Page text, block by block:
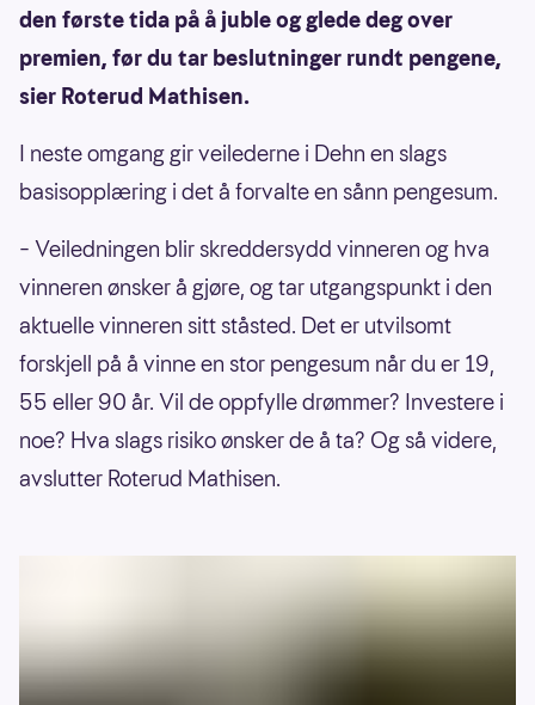
den første tida på å juble og glede deg over
premien, før du tar beslutninger rundt pengene,
sier Roterud Mathisen.
I neste omgang gir veilederne i Dehn en slags
basisopplæring i det å forvalte en sånn pengesum.
– Veiledningen blir skreddersydd vinneren og hva
vinneren ønsker å gjøre, og tar utgangspunkt i den
aktuelle vinneren sitt ståsted. Det er utvilsomt
forskjell på å vinne en stor pengesum når du er 19,
55 eller 90 år. Vil de oppfylle drømmer? Investere i
noe? Hva slags risiko ønsker de å ta? Og så videre,
avslutter Roterud Mathisen.